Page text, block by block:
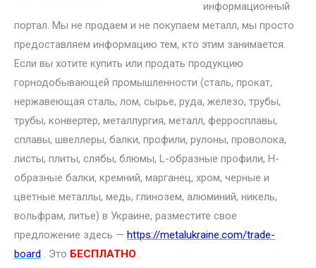
информационный
портал. Мы не продаем и не покупаем металл, мы просто
предоставляем информацию тем, кто этим занимается.
Если вы хотите купить или продать продукцию
горнодобывающей промышленности (сталь, прокат,
нержавеющая сталь, лом, сырье, руда, железо, трубы,
трубы, конвертер, металлургия, металл, ферросплавы,
сплавы, швеллеры, балки, профили, рулоны, проволока,
листы, плиты, слябы, блюмы, L-образные профили, H-
образные балки, кремний, марганец, хром, черные и
цветные металлы, медь, глинозем, алюминий, никель,
вольфрам, литье) в Украине, разместите свое
предложение здесь — https://metalukraine.com/trade-
board . Это БЕСПЛАТНО .